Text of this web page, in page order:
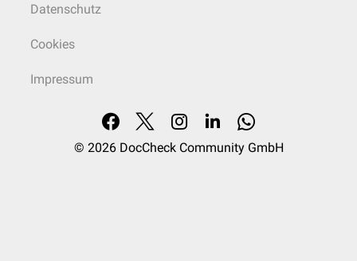
Datenschutz
Cookies
Impressum
© 2026 DocCheck Community GmbH